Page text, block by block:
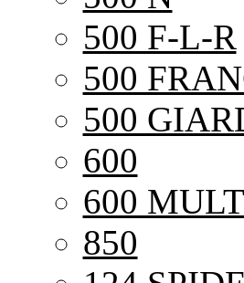
500 F-L-R
500
500
600
600
850